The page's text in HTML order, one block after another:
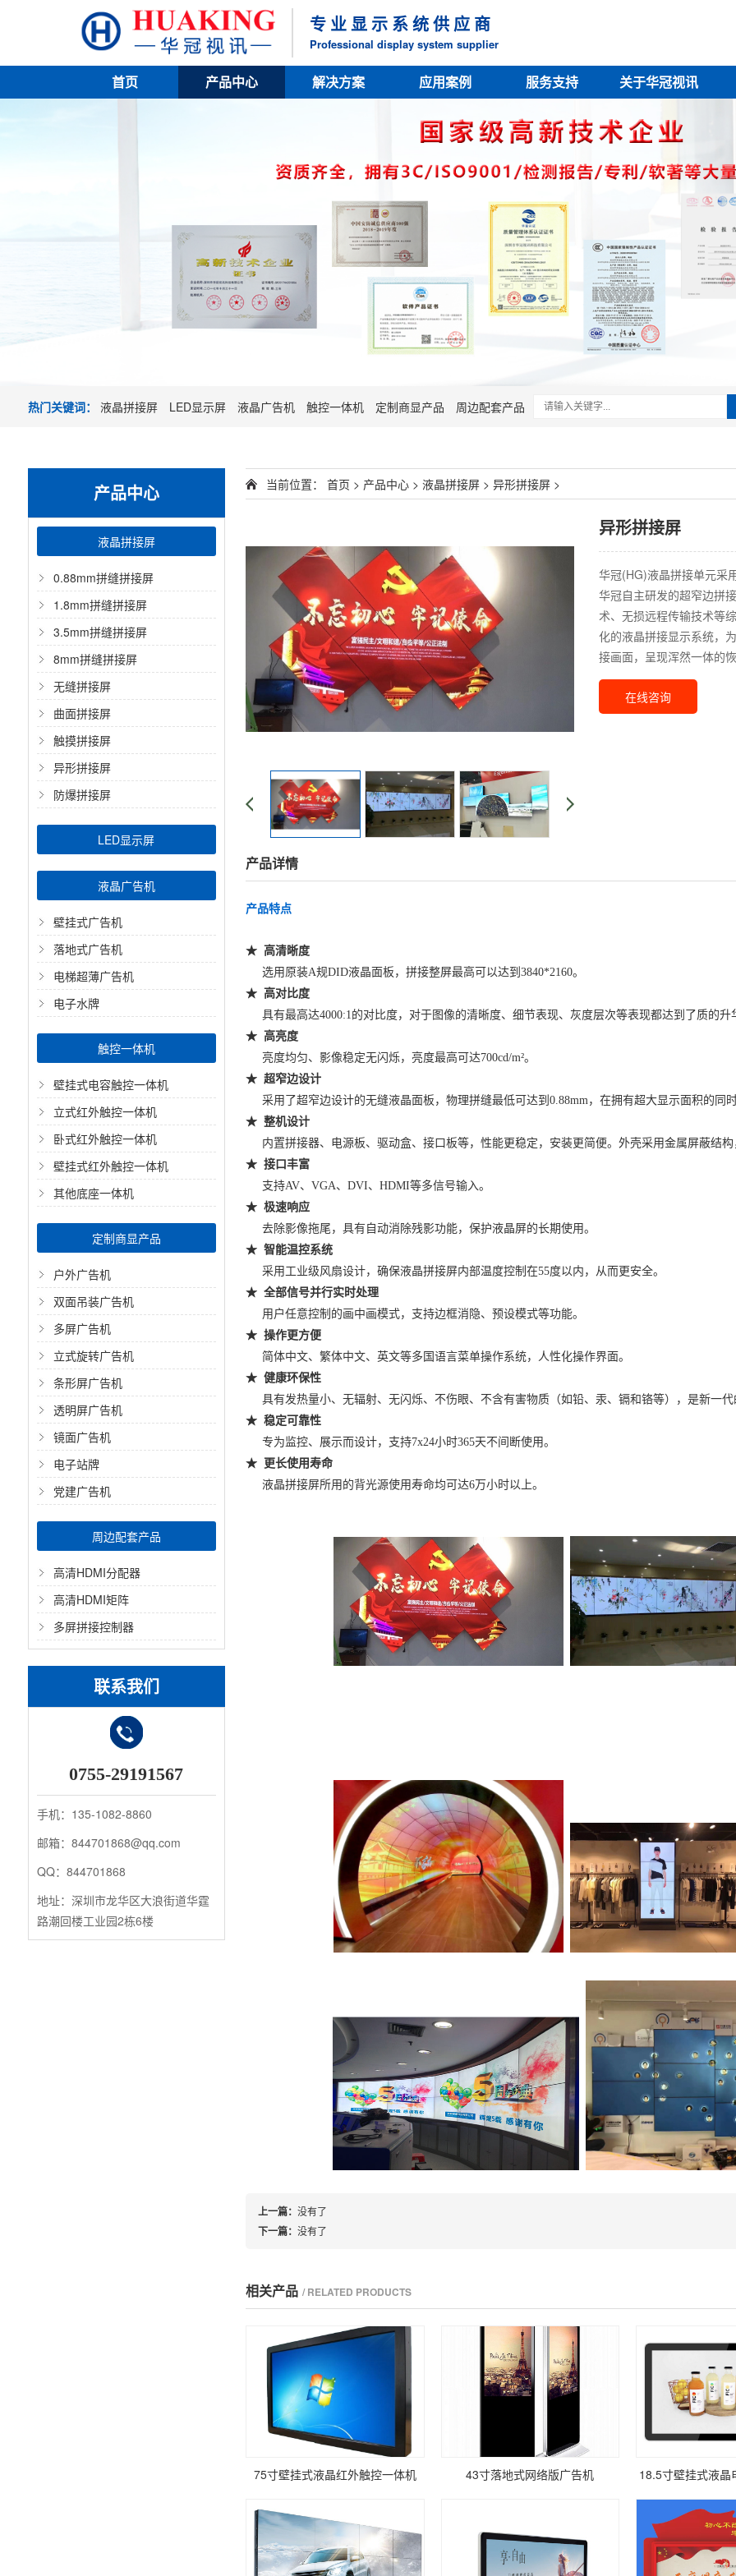
专 业 显 示 系 统 供 应 商
Professional display system supplier
首页 产品中心 解决方案 应用案例 服务支持 关于华冠视讯
热门关键词： 液晶拼接屏 LED显示屏 液晶广告机 触控一体机 定制商显产品 周边配套产品
产品中心
液晶拼接屏
0.88mm拼缝拼接屏
1.8mm拼缝拼接屏
3.5mm拼缝拼接屏
8mm拼缝拼接屏
无缝拼接屏
曲面拼接屏
触摸拼接屏
异形拼接屏
防爆拼接屏
LED显示屏
液晶广告机
壁挂式广告机
落地式广告机
电梯超薄广告机
电子水牌
触控一体机
壁挂式电容触控一体机
立式红外触控一体机
卧式红外触控一体机
壁挂式红外触控一体机
其他底座一体机
定制商显产品
户外广告机
双面吊装广告机
多屏广告机
立式旋转广告机
条形屏广告机
透明屏广告机
镜面广告机
电子站牌
党建广告机
周边配套产品
高清HDMI分配器
高清HDMI矩阵
多屏拼接控制器
联系我们
0755-29191567
手机：135-1082-8860
邮箱：844701868@qq.com
QQ：844701868
地址：深圳市龙华区大浪街道华霆
路潮回楼工业园2栋6楼
当前位置： 首页 > 产品中心 >液晶拼接屏 >异形拼接屏 >
异形拼接屏
华冠(HG)液晶拼接单元采
华冠自主研发的超窄边拼
术、无损远程传输技术等
化的液晶拼接显示系统，
接画面，呈现浑然一体的
在线咨询
产品详情
产品特点
★ 高清晰度
选用原装A规DID液晶面板，拼接整屏最高可以达到3840*2160。
★ 高对比度
具有最高达4000:1的对比度，对于图像的清晰度、细节表现、灰度层次等表现都达到了质的升
★ 高亮度
亮度均匀、影像稳定无闪烁，亮度最高可达700cd/m²。
★ 超窄边设计
采用了超窄边设计的无缝液晶面板，物理拼缝最低可达到0.88mm，在拥有超大显示面积的同
★ 整机设计
内置拼接器、电源板、驱动盒、接口板等，性能更稳定，安装更简便。外壳采用金属屏蔽结构
★ 接口丰富
支持AV、VGA、DVI、HDMI等多信号输入。
★ 极速响应
去除影像拖尾，具有自动消除残影功能，保护液晶屏的长期使用。
★ 智能温控系统
采用工业级风扇设计，确保液晶拼接屏内部温度控制在55度以内，从而更安全。
★ 全部信号并行实时处理
用户任意控制的画中画模式，支持边框消隐、预设模式等功能。
★ 操作更方便
简体中文、繁体中文、英文等多国语言菜单操作系统，人性化操作界面。
★ 健康环保性
具有发热量小、无辐射、无闪烁、不伤眼、不含有害物质（如铅、汞、镉和铬等），是新一代
★ 稳定可靠性
专为监控、展示而设计，支持7x24小时365天不间断使用。
★ 更长使用寿命
液晶拼接屏所用的背光源使用寿命均可达6万小时以上。
上一篇：没有了
下一篇：没有了
相关产品 / RELATED PRODUCTS
75寸壁挂式液晶红外触控一体机 43寸落地式网络版广告机 18.5寸壁挂式液晶